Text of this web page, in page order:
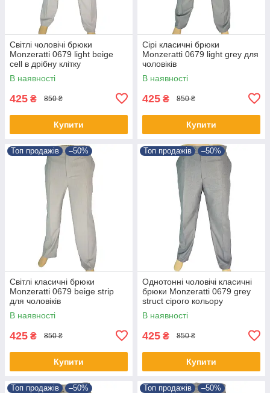
Світлі чоловічі брюки
Monzeratti 0679 light beige
cell в дрібну клітку
В наявності
425 ₴ 850 ₴
Купити
Сірі класичні брюки
Monzeratti 0679 light grey для
чоловіків
В наявності
425 ₴ 850 ₴
Купити
Топ продажів –50%
Світлі класичні брюки
Monzeratti 0679 beige strip
для чоловіків
В наявності
425 ₴ 850 ₴
Купити
Топ продажів –50%
Однотонні чоловічі класичні
брюки Monzeratti 0679 grey
struct сірого кольору
В наявності
425 ₴ 850 ₴
Купити
Топ продажів –50% Топ продажів –50%